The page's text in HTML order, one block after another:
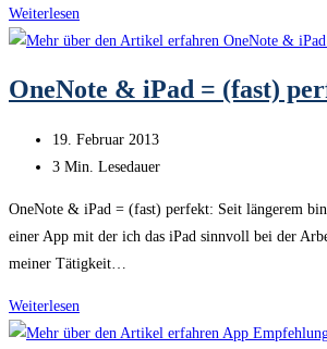
Weiterlesen
SSD
im
Pro
OneNote & iPad = (fast)
Beitrag
veröffentlicht:
19. Februar 2013
Lesedauer:
3 Min. Lesedauer
OneNote & iPad = (fast) perfekt: Seit längerem
einer App mit der ich das iPad sinnvoll bei der
meiner Tätigkeit…
Weiterlesen
&